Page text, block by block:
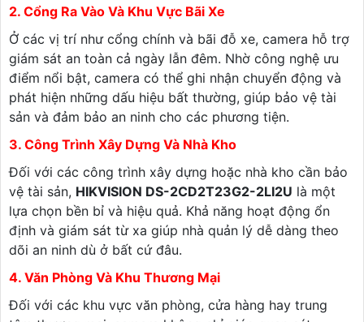
2. Cổng Ra Vào Và Khu Vực Bãi Xe
Ở các vị trí như cổng chính và bãi đỗ xe, camera hỗ trợ
giám sát an toàn cả ngày lẫn đêm. Nhờ công nghệ ưu
điểm nổi bật, camera có thể ghi nhận chuyển động và
phát hiện những dấu hiệu bất thường, giúp bảo vệ tài
sản và đảm bảo an ninh cho các phương tiện.
3. Công Trình Xây Dựng Và Nhà Kho
Đối với các công trình xây dựng hoặc nhà kho cần bảo
vệ tài sản, HIKVISION DS-2CD2T23G2-2LI2U là một
lựa chọn bền bỉ và hiệu quả. Khả năng hoạt động ổn
định và giám sát từ xa giúp nhà quản lý dễ dàng theo
dõi an ninh dù ở bất cứ đâu.
4. Văn Phòng Và Khu Thương Mại
Đối với các khu vực văn phòng, cửa hàng hay trung